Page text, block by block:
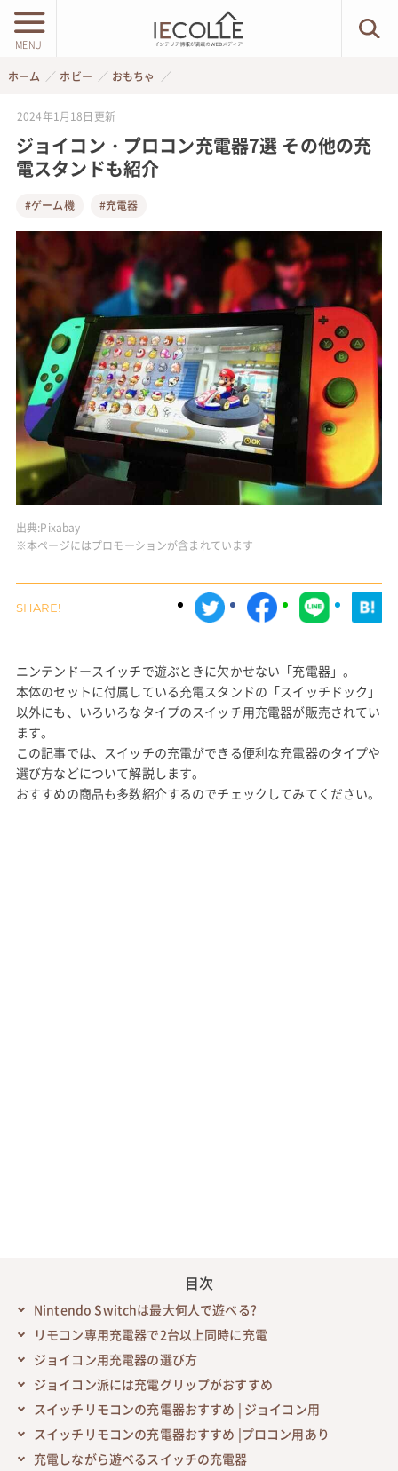
MENU
ホーム ホビー おもちゃ
2024年1月18日 更新
ジョイコン・プロコン充電器7選 その他の充
電スタンドも紹介
#ゲーム機 #充電器
出典:Pixabay
※本ページにはプロモーションが含まれています
ニンテンドースイッチで遊ぶときに欠かせない「充電器」。
本体のセットに付属している充電スタンドの「スイッチドック」
以外にも、いろいろなタイプのスイッチ用充電器が販売されてい
ます。
この記事では、スイッチの充電ができる便利な充電器のタイプや
選び方などについて解説します。
おすすめの商品も多数紹介するのでチェックしてみてください。
目次
Nintendo Switchは最大何人で遊べる?
リモコン専用充電器で2台以上同時に充電
ジョイコン用充電器の選び方
ジョイコン派には充電グリップがおすすめ
スイッチリモコンの充電器おすすめ | ジョイコン用
スイッチリモコンの充電器おすすめ |プロコン用あり
充電しながら遊べるスイッチの充電器